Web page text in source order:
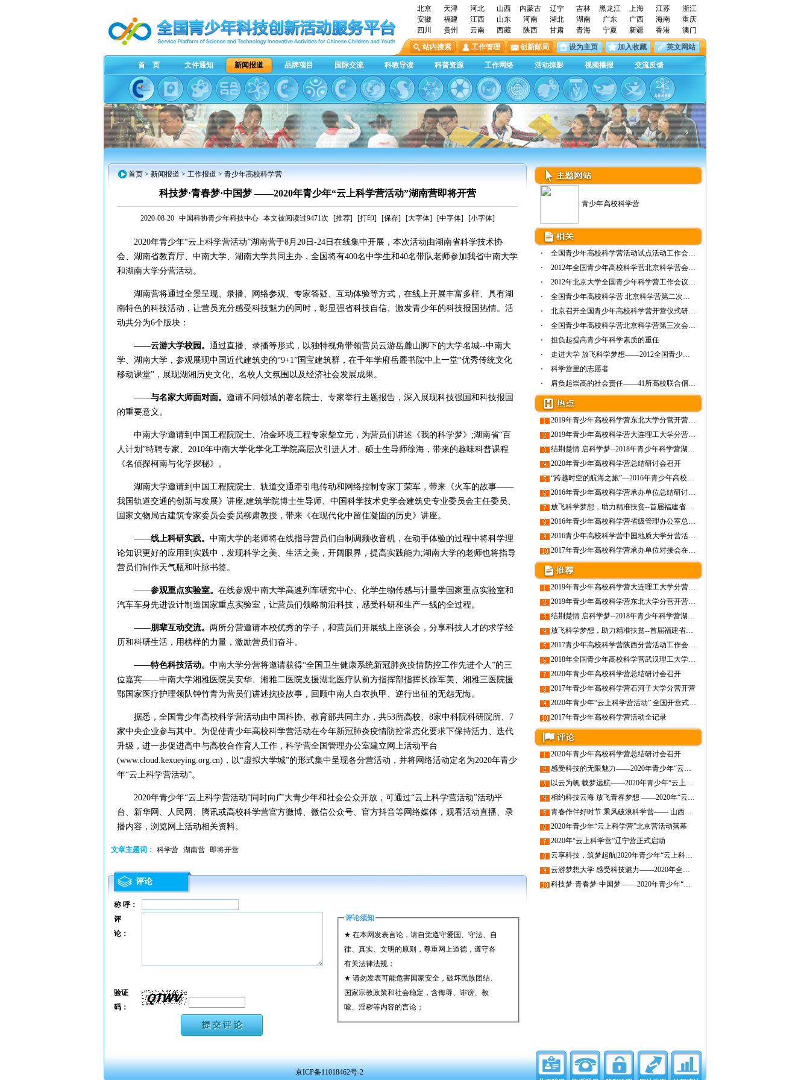
北京 天津 河北 山西 内蒙古 辽宁 吉林 黑龙江 上海 江苏
浙江
安徽
福建 江西 山东 河南 湖北 湖南 广东 广西 海南
重庆
四川
贵州 云南 西藏 陕西 甘肃 青海 宁夏 新疆 香港
澳门
站内搜索
工作管理 创新邮局 设为主页 加入收藏 英文网站
首 页 文件通知 新闻报道 品牌项目 国际交流 科教导读 科普资源 工作网络 活动掠影 视频播报 交流反馈
首页 > 新闻报道 > 工作报道 > 青少年高校科学营
科技梦·青春梦·中国梦 ——2020年青少年“云上科学营活动”湖南营即将开营
2020-08-20 中国科协青少年科技中心 本文被阅读过9471次 [推荐] [打印] [保存] [大字体] [中字体] [小字体]
2020年青少年“云上科学营活动”湖南营于8月20日-24日在线集中开展，本次活动由湖南省科学技术协
会、湖南省教育厅、中南大学、湖南大学共同主办，全国将有400名中学生和40名带队老师参加我省中南大学
和湖南大学分营活动。
湖南营将通过全景呈现、录播、网络参观、专家答疑、互动体验等方式，在线上开展丰富多样、具有湖
南特色的科技活动，让营员充分感受科技魅力的同时，彰显强省科技自信、激发青少年的科技报国热情。活
动共分为6个版块：
——云游大学校园。 通过直播、录播等形式，以独特视角带领营员云游岳麓山脚下的大学名城--中南大
学、湖南大学，参观展现中国近代建筑史的“9+1”国宝建筑群，在千年学府岳麓书院中上一堂“优秀传统文化
移动课堂”，展现湖湘历史文化、名校人文氛围以及经济社会发展成果。
——与名家大师面对面。 邀请不同领域的著名院士、专家举行主题报告，深入展现科技强国和科技报国
的重要意义。
中南大学邀请到中国工程院院士、冶金环境工程专家柴立元，为营员们讲述《我的科学梦》;湖南省“百
人计划”特聘专家、2010年中南大学化学化工学院高层次引进人才、硕士生导师徐海，带来的趣味科普课程
《名侦探柯南与化学探秘》。
湖南大学邀请到中国工程院院士、轨道交通牵引电传动和网络控制专家丁荣军，带来《火车的故事——
我国轨道交通的创新与发展》讲座;建筑学院博士生导师、中国科学技术史学会建筑史专业委员会主任委员、
国家文物局古建筑专家委员会委员柳肃教授，带来《在现代化中留住凝固的历史》讲座。
——线上科研实践。 中南大学的老师将在线指导营员们自制调频收音机，在动手体验的过程中将科学理
论知识更好的应用到实践中，发现科学之美、生活之美，开阔眼界，提高实践能力;湖南大学的老师也将指导
营员们制作天气瓶和叶脉书签。
——参观重点实验室。 在线参观中南大学高速列车研究中心、化学生物传感与计量学国家重点实验室和
汽车车身先进设计制造国家重点实验室，让营员们领略前沿科技，感受科研和生产一线的全过程。
——朋辈互动交流。 两所分营邀请本校优秀的学子，和营员们开展线上座谈会，分享科技人才的求学经
历和科研生活，用榜样的力量，激励营员们奋斗。
——特色科技活动。 中南大学分营将邀请获得“全国卫生健康系统新冠肺炎疫情防控工作先进个人”的三
位嘉宾——中南大学湘雅医院吴安华、湘雅二医院支援湖北医疗队前方指挥部指挥长徐军美、湘雅三医院援
鄂国家医疗护理领队钟竹青为营员们讲述抗疫故事，回顾中南人白衣执甲、逆行出征的无怨无悔。
据悉，全国青少年高校科学营活动由中国科协、教育部共同主办，共53所高校、8家中科院科研院所、7
家中央企业参与其中。为促使青少年高校科学营活动在今年新冠肺炎疫情防控常态化要求下保持活力、迭代
升级，进一步促进高中与高校合作育人工作，科学营全国管理办公室建立网上活动平台
(www.cloud.kexueying.org.cn)，以“虚拟大学城”的形式集中呈现各分营活动，并将网络活动定名为2020年青少
年“云上科学营活动”。
2020年青少年“云上科学营活动”同时向广大青少年和社会公众开放，可通过“云上科学营活动”活动平
台、新华网、人民网、腾讯或高校科学营官方微博、微信公众号、官方抖音等网络媒体，观看活动直播、录
播内容，浏览网上活动相关资料。
文章主题词： 科学营 湖南营 即将开营
评论
称 呼：
评论须知
★ 在本网发表言论，请自觉遵守爱国、守法、自
律、真实、文明的原则，尊重网上道德，遵守各
有关法律法规；
★ 请勿发表可能危害国家安全，破坏民族团结、
国家宗教政策和社会稳定，含侮辱、诽谤、教
唆、淫秽等内容的言论；
★ 承担一切因您的行为而直接或间接导致的民事
转载、引用或者删除；
评
论：
验证
码：
青少年高校科学营
全国青少年高校科学营活动试点活动工作会议在…
2012年全国青少年高校科学营北京科学营会议召开
2012年北京大学全国青少年科学营工作会议顺利…
全国青少年高校科学营 北京科学营第二次会议…
北京召开全国青少年高校科学营开营仪式研讨会
全国青少年高校科学营北京科学营第三次会议召开
担负起提高青少年科学素质的重任
走进大学 放飞科学梦想——2012全国青少年高…
科学营里的志愿者
肩负起崇高的社会责任——41所高校联合倡议书
2019年青少年高校科学营东北大学分营开营仪式成功举办
2019年青少年高校科学营大连理工大学分营开营仪式顺利开展
结荆楚情 启科学梦--2018年青少年科学营湖北营活动综述
2020年青少年高校科学营总结研讨会召开
“跨越时空的航海之旅”—2016年青少年高校科学营在大连海事大学开营
2016年青少年高校科学营承办单位总结研讨会在东北大学召开
放飞科学梦想，助力精准扶贫--首届福建省青少年高校科学营福州大学营正式开营
2016年青少年高校科学营省级管理办公室总结研讨会在重庆召开
2016青少年高校科学营中国地质大学分营活动精彩回顾
2017年青少年高校科学营承办单位对接会在陕西召开
2019年青少年高校科学营大连理工大学分营开营仪式顺利开展
2019年青少年高校科学营东北大学分营开营仪式成功举办
结荆楚情 启科学梦--2018年青少年科学营湖北营活动综述
放飞科学梦想，助力精准扶贫--首届福建省青少年高校科学营福州大学营正式开营
2017青少年高校科学营陕西分营活动工作会议在西安召开
2018年全国青少年高校科学营武汉理工大学分营开营
2020年青少年高校科学营总结研讨会召开
2017年青少年高校科学营石河子大学分营开营
2020年青少年“云上科学营活动” 全国开营式成功举行
2017年青少年高校科学营活动全记录
2020年青少年高校科学营总结研讨会召开
感受科技的无限魅力——2020年青少年“云上科学营活动”四川分营成功举办
以云为帆 载梦远航——2020年青少年“云上科学营”湖北营活动综述
相约科技云海 放飞青春梦想 ——2020年“云上科学营”安徽省科技营圆满落幕
青春作伴好时节 乘风破浪科学营—— 山西省青少年参加“云上科学营”活动
2020年青少年“云上科学营”北京营活动落幕
2020年“云上科学营”辽宁营正式启动
云享科技，筑梦起航|2020年青少年“云上科学营”上海科学营圆满落幕
云游梦想大学 感受科技魅力——2020年全国高校科学营新疆营员活动圆满结束
科技梦·青春梦·中国梦 ——2020年青少年“云上科学营活动”湖南营即将开营
京ICP备11018462号-2